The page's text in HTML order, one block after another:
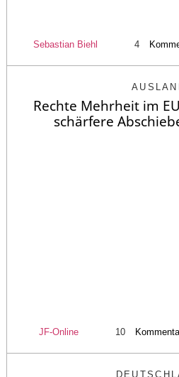
Sebastian Biehl 4
Rechte Mehrheit im
schärfere
JF-Online 10